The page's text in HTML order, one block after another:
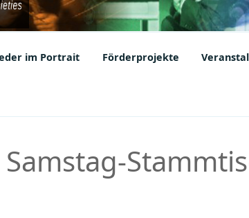
Societies
im Portrait Förderprojekte